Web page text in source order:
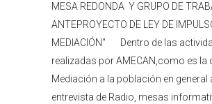
MESA REDONDA Y GRUPO DE
ANTEPROYECTO DE LEY DE
MEDIACIÓN" Dentro de las
realizadas por AMECAN,como es la
Mediación a la población en general
entrevista de Radio, mesas